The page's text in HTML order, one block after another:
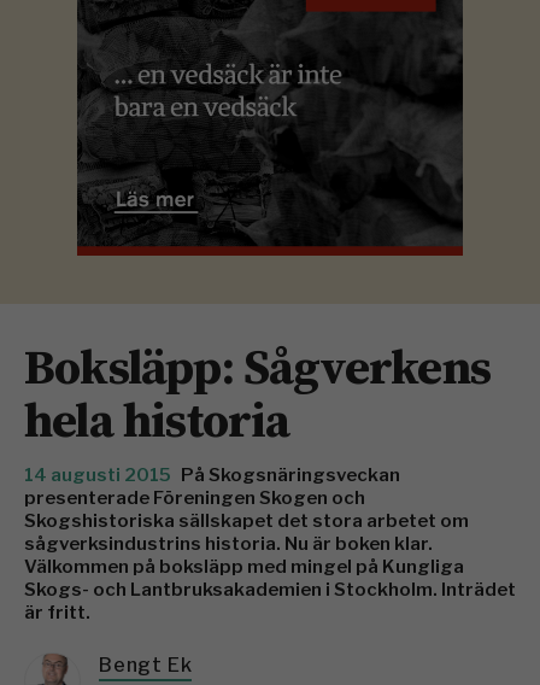
Boksläpp: Sågverkens
hela historia
14 augusti 2015 På Skogsnäringsveckan
presenterade Föreningen Skogen och
Skogshistoriska sällskapet det stora arbetet om
sågverksindustrins historia. Nu är boken klar.
Välkommen på boksläpp med mingel på Kungliga
Skogs- och Lantbruksakademien i Stockholm. Inträdet
är fritt.
Bengt Ek